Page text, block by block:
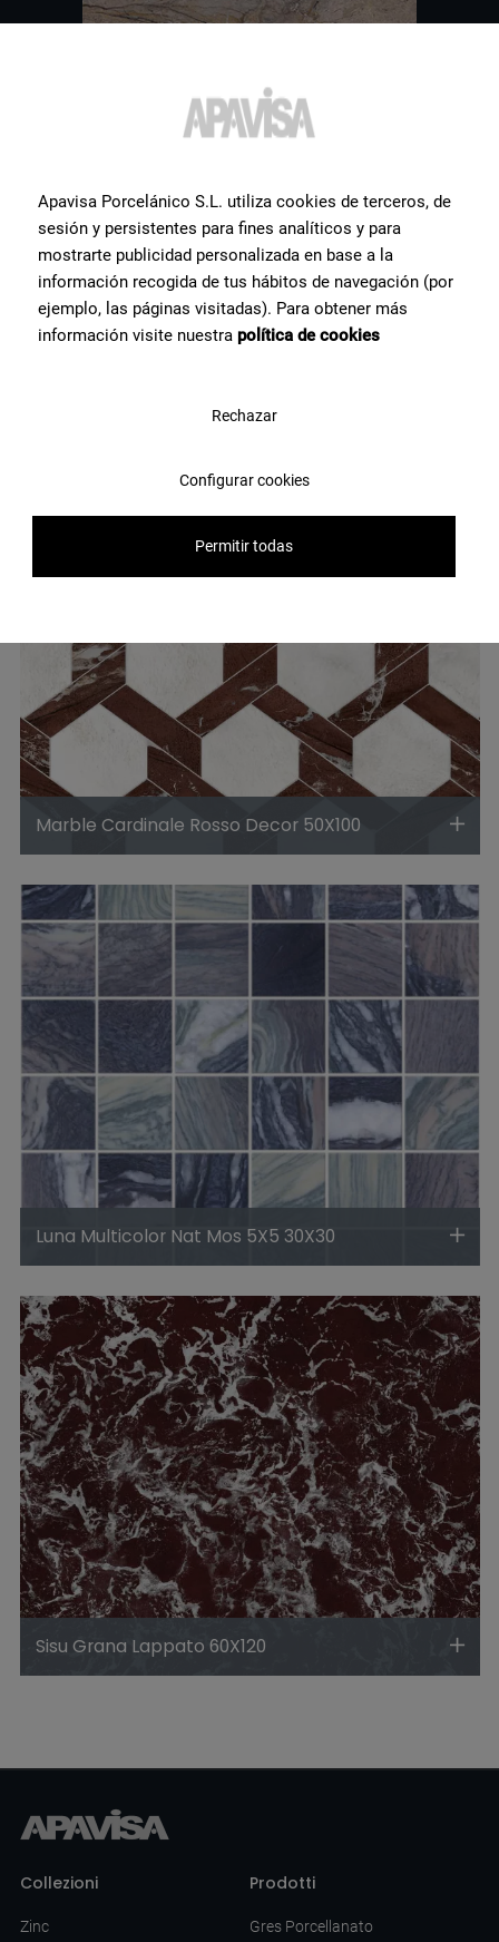
Marble Cardinale Rosso Decor 50X100
Luna Multicolor Nat Mos 5X5 30X30
Sisu Grana Lappato 60X120
Altripiastrelleche
potrebbero interessarti
Collezioni
Zinc
Prodotti
Gres Porcellanato
Apavisa Porcelánico S.L. utiliza cookies de terceros, de
sesión y persistentes para fines analíticos y para
mostrarte publicidad personalizada en base a la
información recogida de tus hábitos de navegación (por
ejemplo, las páginas visitadas). Para obtener más
información visite nuestra política de cookies
Rechazar
Configurar cookies
Permitir todas